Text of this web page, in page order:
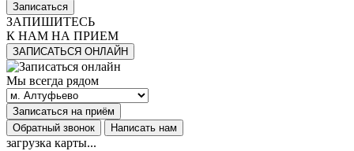
Записаться
ЗАПИШИТЕСЬ
К НАМ НА ПРИЕМ
ЗАПИСАТЬСЯ ОНЛАЙН
Мы всегда рядом
Записаться на приём
Обратный звонок
Написать нам
загрузка карты...